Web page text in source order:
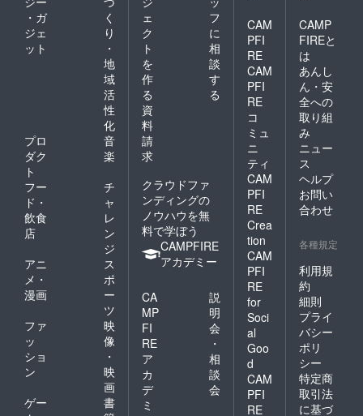
・ガ
ジェ
ット
く
り
・
地
域
活
性
化
プロ
ダク
ト
音
楽
フー
ド・
飲食
店
チ
ャ
レ
ン
ジ
アニ
メ・
漫画
ス
ポ
ー
ツ
ファ
ッ
ショ
ン
映
像
・
映
画
ゲー
書
ェ
ク
ト
を
作
る
フ
に
相
談
す
る
資
料
請
求
クラウドファ
ンディングの
ノウハウを無
料で学ぼう
CAMPFIRE
アカデミー
CA
MP
FI
RE
ア
カ
デ
ミ
説
明
会
・
相
談
会
CAM
PFI
RE
CAM
PFI
RE
コ
ミュ
ニ
ティ
CAM
PFI
RE
Crea
tion
CAM
PFI
RE
for
Soci
al
Goo
d
CAM
PFI
RE
CAMP
FIREと
は
あんし
ん・安
全への
取り組
み
ニュー
ス
ヘルプ
お問い
合わせ
各種規定
利用規
約
細則
プライ
バシー
ポリ
シー
特定商
取引法
に基づ